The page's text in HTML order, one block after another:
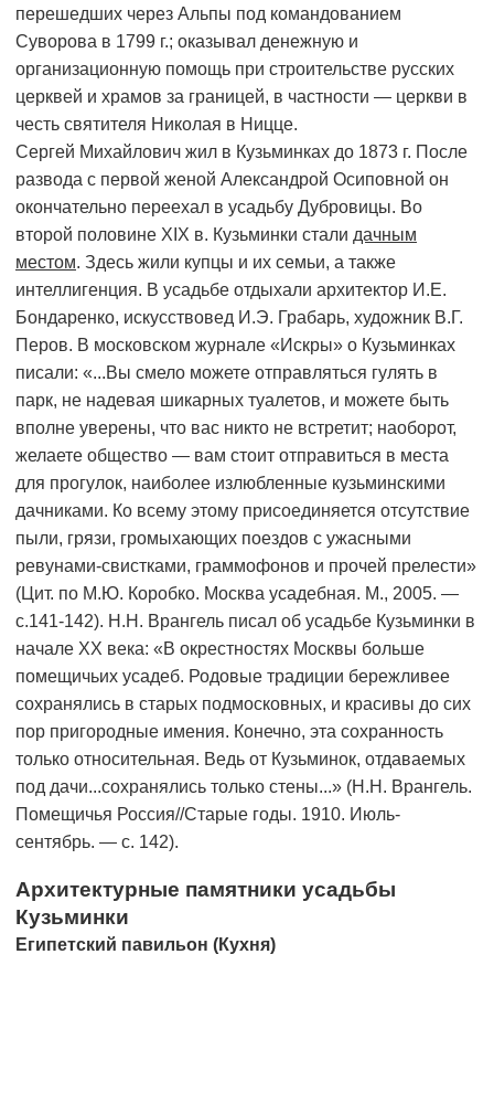
перешедших через Альпы под командованием
Суворова в 1799 г.; оказывал денежную и
организационную помощь при строительстве русских
церквей и храмов за границей, в частности — церкви в
честь святителя Николая в Ницце.
Сергей Михайлович жил в Кузьминках до 1873 г. После
развода с первой женой Александрой Осиповной он
окончательно переехал в усадьбу Дубровицы. Во
второй половине XIX в. Кузьминки стали дачным
местом. Здесь жили купцы и их семьи, а также
интеллигенция. В усадьбе отдыхали архитектор И.Е.
Бондаренко, искусствовед И.Э. Грабарь, художник В.Г.
Перов. В московском журнале «Искры» о Кузьминках
писали: «...Вы смело можете отправляться гулять в
парк, не надевая шикарных туалетов, и можете быть
вполне уверены, что вас никто не встретит; наоборот,
желаете общество — вам стоит отправиться в места
для прогулок, наиболее излюбленные кузьминскими
дачниками. Ко всему этому присоединяется отсутствие
пыли, грязи, громыхающих поездов с ужасными
ревунами-свистками, граммофонов и прочей прелести»
(Цит. по М.Ю. Коробко. Москва усадебная. М., 2005. —
с.141-142). Н.Н. Врангель писал об усадьбе Кузьминки в
начале ХХ века: «В окрестностях Москвы больше
помещичьих усадеб. Родовые традиции бережливее
сохранялись в старых подмосковных, и красивы до сих
пор пригородные имения. Конечно, эта сохранность
только относительная. Ведь от Кузьминок, отдаваемых
под дачи...сохранялись только стены...» (Н.Н. Врангель.
Помещичья Россия//Старые годы. 1910. Июль-
сентябрь. — с. 142).
Архитектурные памятники усадьбы
Кузьминки
Египетский павильон (Кухня)